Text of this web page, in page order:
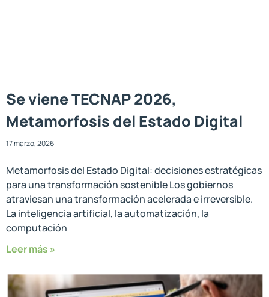
Se viene TECNAP 2026,
Metamorfosis del Estado Digital
17 marzo, 2026
Metamorfosis del Estado Digital: decisiones estratégicas
para una transformación sostenible Los gobiernos
atraviesan una transformación acelerada e irreversible.
La inteligencia artificial, la automatización, la
computación
Leer más »